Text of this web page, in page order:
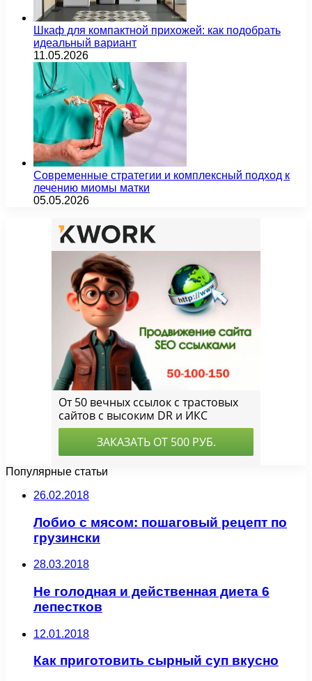
Шкаф для компактной прихожей: как подобрать
идеальный вариант
11.05.2026
Современные стратегии и комплексный подход к
лечению миомы матки
05.05.2026
Популярные статьи
26.02.2018
Лобио с мясом: пошаговый рецепт по
грузински
28.03.2018
Не голодная и действенная диета 6
лепестков
12.01.2018
Как приготовить сырный суп вкусно